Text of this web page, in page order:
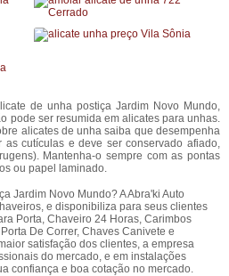
de unha postiça Jardim Novo Mundo,
pode ser resumida em alicates para unhas.
alicates de unha saiba que desempenha
cutículas e deve ser conservado afiado,
Mantenha-o sempre com as pontas
ou papel laminado.
Jardim Novo Mundo? A Abra'ki Auto
e disponibiliza para seus clientes
Porta, Chaveiro 24 Horas, Carimbos
De Correr, Chaves Canivete e
satisfação dos clientes, a empresa
do mercado, e em instalações
confiança e boa cotação no mercado.